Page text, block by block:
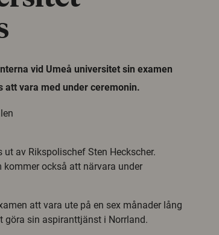
vid Umeå universitet sin examen
vara med under ceremonin.
av Rikspolischef Sten Heckscher.
också att närvara under
att vara ute på en sex månader lång
göra sin aspiranttjänst i Norrland.